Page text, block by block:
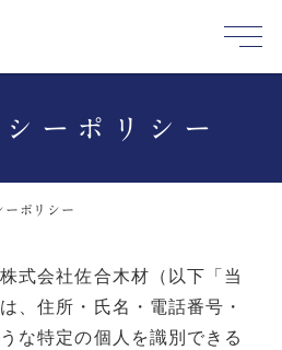
ーポリシー
ーポリシー
式会社佐合木材（以下「当
、住所・氏名・電話番号・
な特定の個人を識別できる